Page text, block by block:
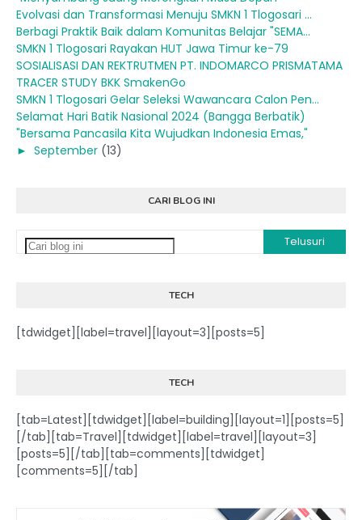
Evolvasi dan Transformasi Menuju SMKN 1 Tlogosari ...
Berbagi Praktik Baik dalam Komunitas Belajar "SEMA...
SMKN 1 Tlogosari Rayakan HUT Jawa Timur ke-79
SOSIALISASI DAN REKTRUTMEN PT. INDOMARCO PRISMATAMA
TRACER STUDY BKK SmakenGo
SMKN 1 Tlogosari Gelar Seleksi Wawancara Calon Pen...
Selamat Hari Batik Nasional 2024 (Bangga Berbatik)
"Bersama Pancasila Kita Wujudkan Indonesia Emas,"
► September (13)
CARI BLOG INI
TECH
[tdwidget][label=travel][layout=3][posts=5]
TECH
[tab=Latest][tdwidget][label=building][layout=1][posts=5]
[/tab][tab=Travel][tdwidget][label=travel][layout=3]
[posts=5][/tab][tab=comments][tdwidget]
[comments=5][/tab]